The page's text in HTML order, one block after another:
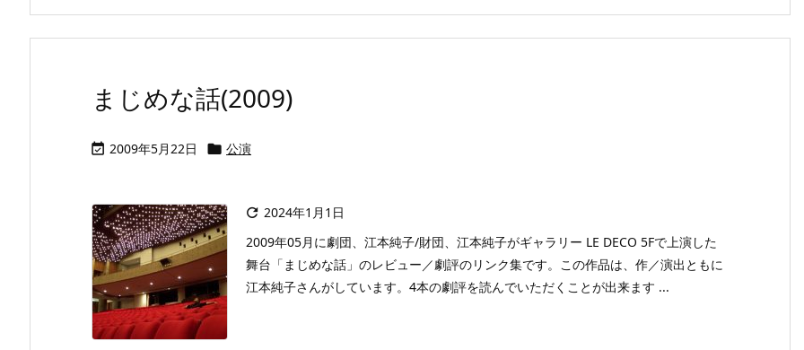
まじめな話(2009)
 2009年5月22日  公演
 2024年1月1日
2009年05月に劇団、江本純子/財団、江本純子がギャラリー LE DECO 5Fで上演した
舞台「まじめな話」のレビュー／劇評のリンク集です。この作品は、作／演出ともに
江本純子さんがしています。4本の劇評を読んでいただくことが出来ます ...